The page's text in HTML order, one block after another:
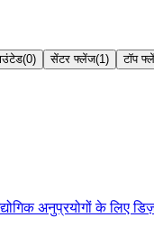
(0) सेंटर फ्लेंज(1 ) टॉप
अनुप्रयोगों के लिए